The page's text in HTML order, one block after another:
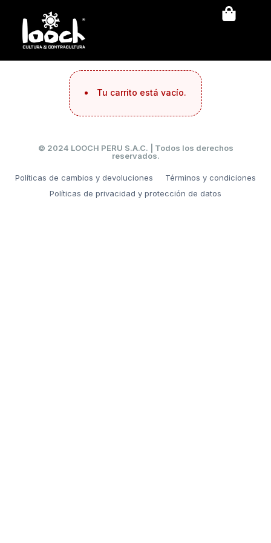
Tu carrito está vacío.
© 2024 LOOCH PERU S.A.C. | Todos los derechos
reservados.
Políticas de cambios y devoluciones
Términos y condiciones
Políticas de privacidad y protección de datos